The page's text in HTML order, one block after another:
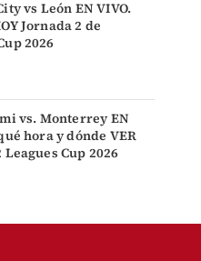
vs León EN VIVO.
Jornada 2 de
2026
vs. Monterrey EN
hora y dónde VER
Leagues Cup 2026